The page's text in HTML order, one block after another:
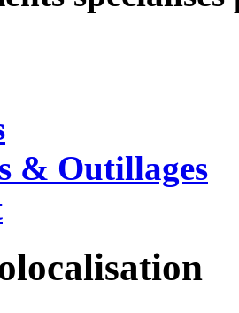
& Outillages